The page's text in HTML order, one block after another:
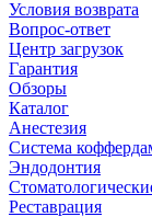
Условия возврата
Вопрос-ответ
Центр загрузок
Гарантия
Обзоры
Каталог
Анестезия
Система
Эндодонтия
Реставрация